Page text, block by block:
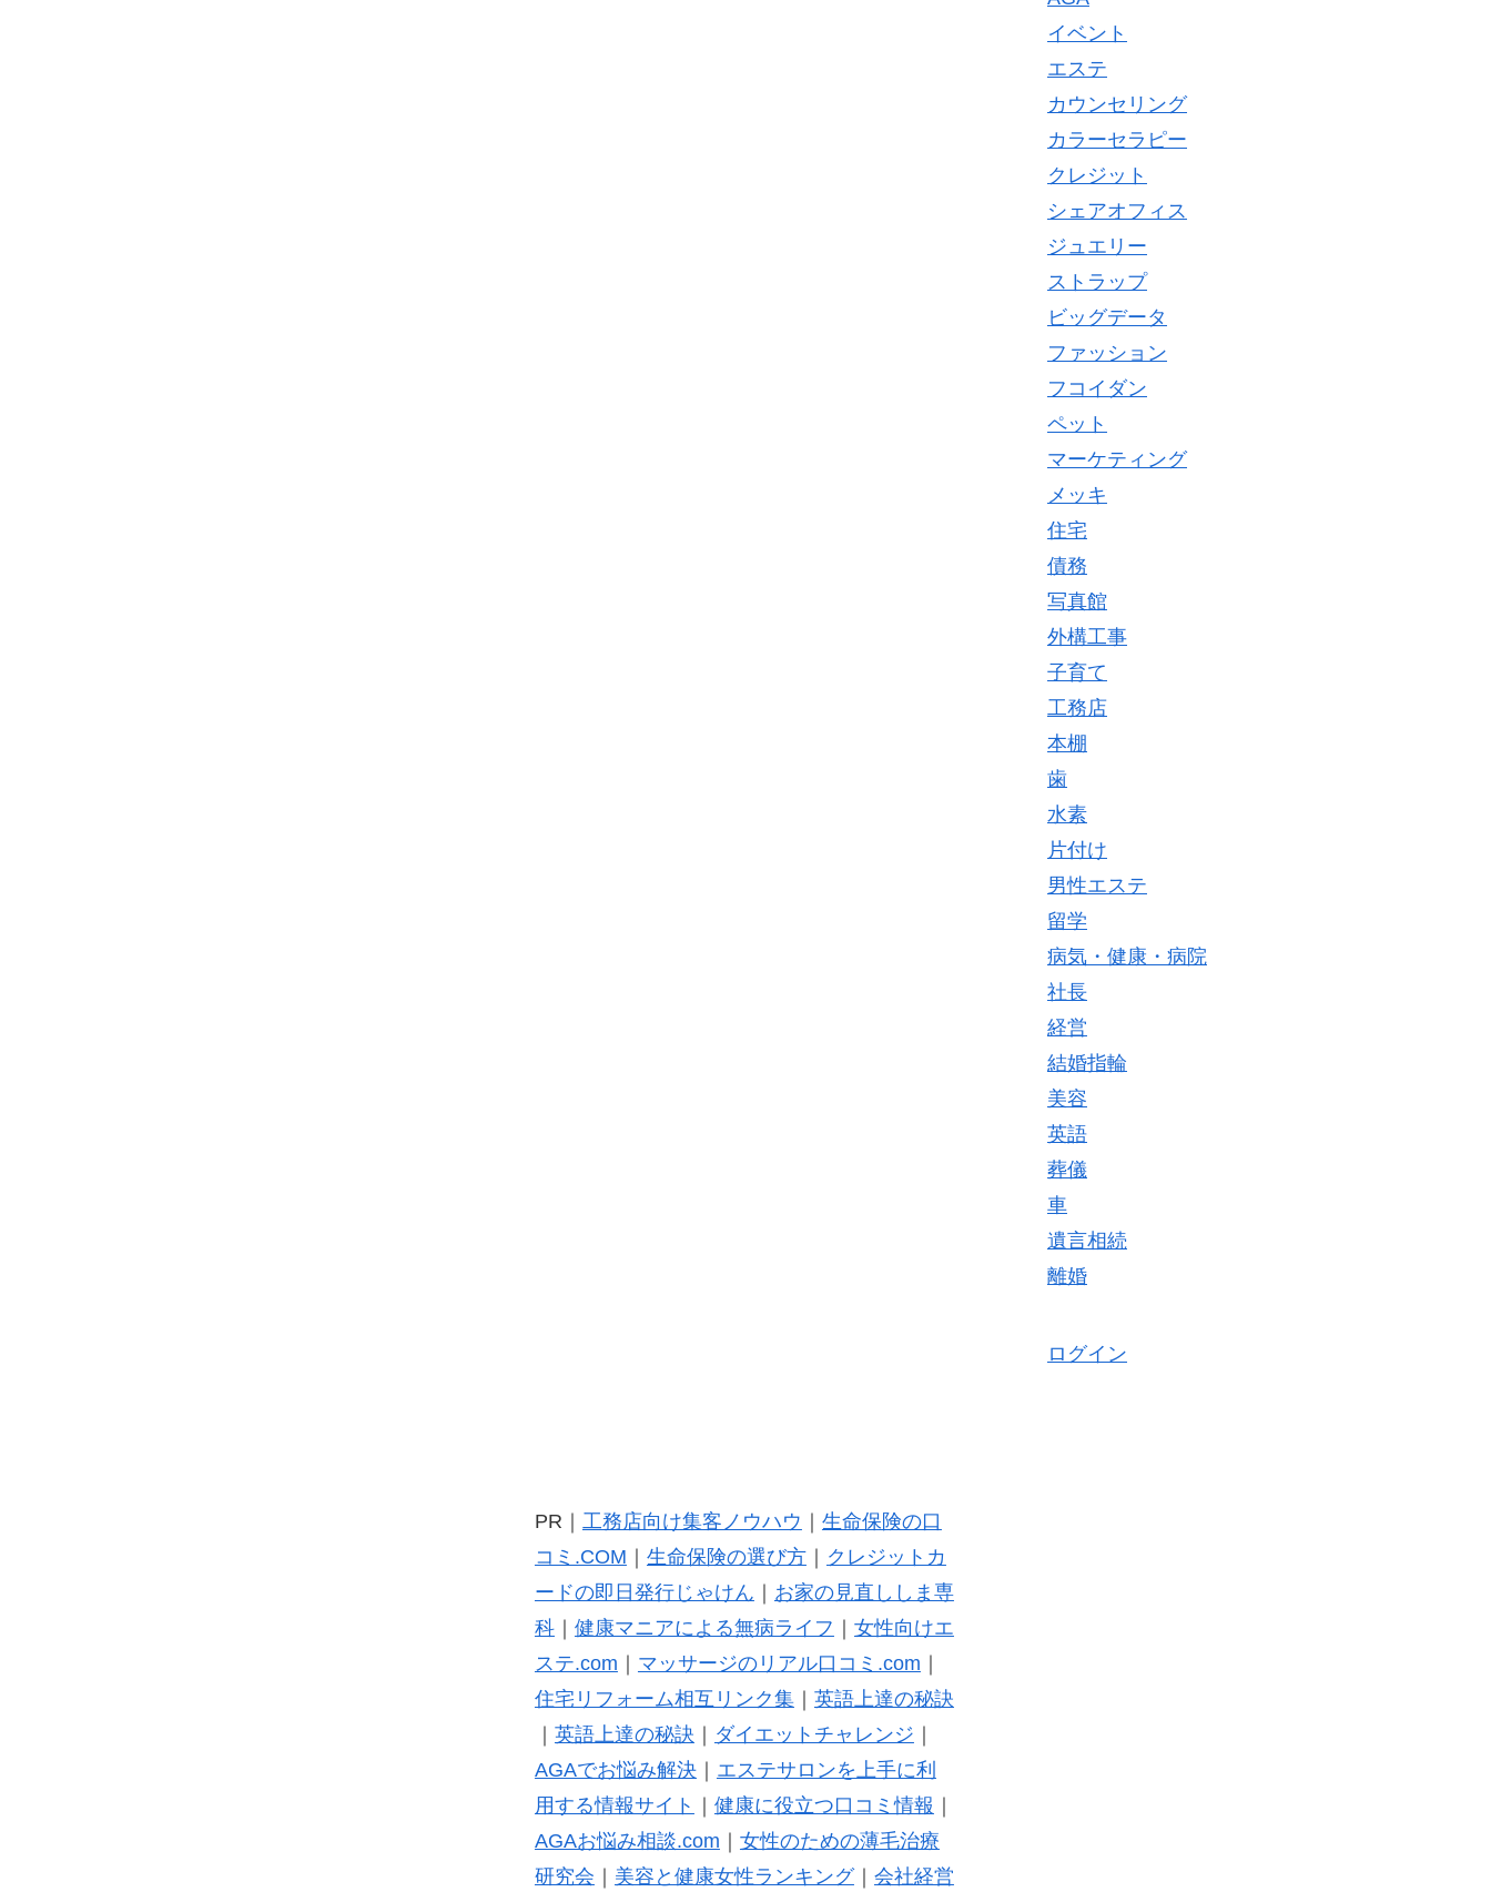
イベント
エステ
カウンセリング
カラーセラピー
クレジット
シェアオフィス
ジュエリー
ストラップ
ビッグデータ
ファッション
フコイダン
ペット
マーケティング
メッキ
住宅
債務
写真館
外構工事
子育て
工務店
本棚
歯
水素
片付け
男性エステ
留学
病気・健康・病院
社長
経営
結婚指輪
美容
英語
葬儀
車
遺言相続
離婚
ログイン
PR｜ 工務店向け集客ノウハウ
生命保険の口
コミ.COM
生命保険の選び方｜
クレジットカ
ードの即日発行じゃけん
お家の見直ししま専
科｜ 健康マニアによる無病ライフ
女性向けエ
ステ.com
マッサージのリアル口コミ.com
住宅リフォーム相互リンク集｜ 英語上達の秘訣
英語上達の秘訣 ダイエットチャレンジ
AGAでお悩み解決｜ エステサロンを上手に利
用する情報サイト
健康に役立つ口コミ情報
AGAお悩み相談.com
女性のための薄毛治療
研究会
美容と健康女性ランキング｜ 会社経営